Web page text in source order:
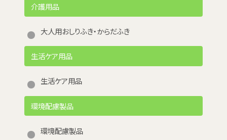
介護用品
大人用おしりふき・からだふき
生活ケア用品
生活ケア用品
環境配慮製品
環境配慮製品